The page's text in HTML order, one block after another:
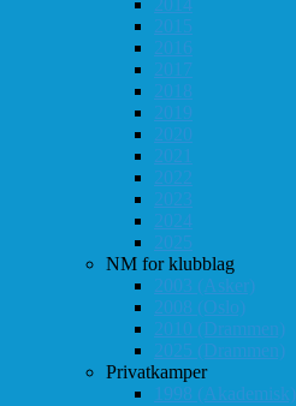
2015
2016
2017
2018
2019
2020
2021
2022
2023
2024
2025
NM for klubblag
2003 (Asker)
2008 (Oslo)
2010 (Drammen)
2025 (Drammen)
Privatkamper
1998 (Akademisk)